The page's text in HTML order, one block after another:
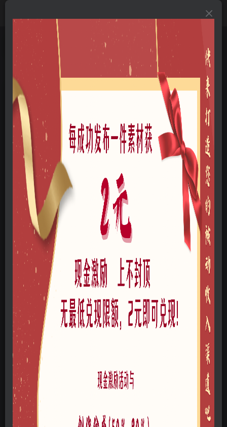
首页 B-方案文本 B0105-旅游度假 正文
AECOM 宜春海石滩爱情主题小镇景观方案文本
AECOM下载 PDF
木九
个人网站：http://www.cyx.show
关注
28 5